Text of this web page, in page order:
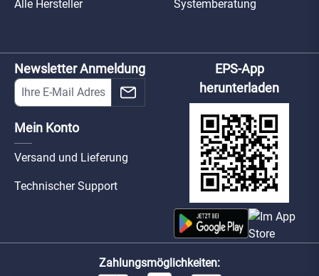
Alle Hersteller Systemberatung
Newsletter Anmeldung
Mein Konto
Versand und Lieferung
Technischer Support
EPS-App
herunterladen
Zahlungsmöglichkeiten: